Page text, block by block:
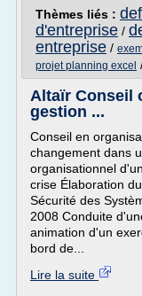
Thèmes liés :
d'entreprise /
entreprise /
projet planning excel
Altaïr Conseil
gestion ...
Conseil en
changement dans
organisationnel
crise Élaboration
Sécurité des
2008 Conduite
animation d'un
bord de...
Lire la suite